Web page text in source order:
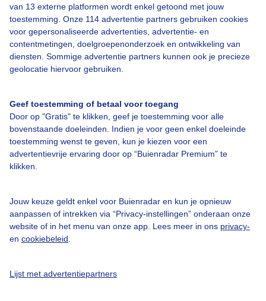
van 13 externe platformen wordt enkel getoond met jouw
toestemming. Onze 114 advertentie partners gebruiken cookies
voor gepersonaliseerde advertenties, advertentie- en
contentmetingen, doelgroepenonderzoek en ontwikkeling van
diensten. Sommige advertentie partners kunnen ook je precieze
geolocatie hiervoor gebruiken.
Geef toestemming of betaal voor toegang
Door op "Gratis" te klikken, geef je toestemming voor alle
bovenstaande doeleinden. Indien je voor geen enkel doeleinde
toestemming wenst te geven, kun je kiezen voor een
advertentievrije ervaring door op “Buienradar Premium” te
klikken.
Jouw keuze geldt enkel voor Buienradar en kun je opnieuw
aanpassen of intrekken via “Privacy-instellingen” onderaan onze
website of in het menu van onze app. Lees meer in ons privacy-
en cookiebeleid
Lijst met advertentiepartners
Bedrijfsgegevens
Veelgestelde vragen
Contact
Adverteren
Buienradar Team
Cookie beleid